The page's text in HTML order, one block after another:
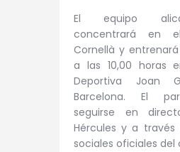
El equipo
concentrará en
Cornellà y
a las 10,00 horas
Deportiva Joan
Barcelona. El
seguirse en
Hércules y a través
sociales oficiales del